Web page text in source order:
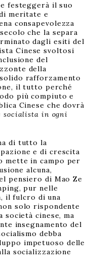
festeggerà il suo
meritate e
consapevolezza
che la separa
dagli esiti del
Cinese svoltosi
del
della
rafforzamento
il tutto perché
più compiuto e
Cinese che dovrà
socialista in ogni
di tutto la
e di crescita
mette in campo per
alcuna,
pensiero di Mao Ze
pur nelle
il fulcro di una
solo rispondente
società cinese, ma
insegnamento del
debba
impetuoso delle
socializzazione